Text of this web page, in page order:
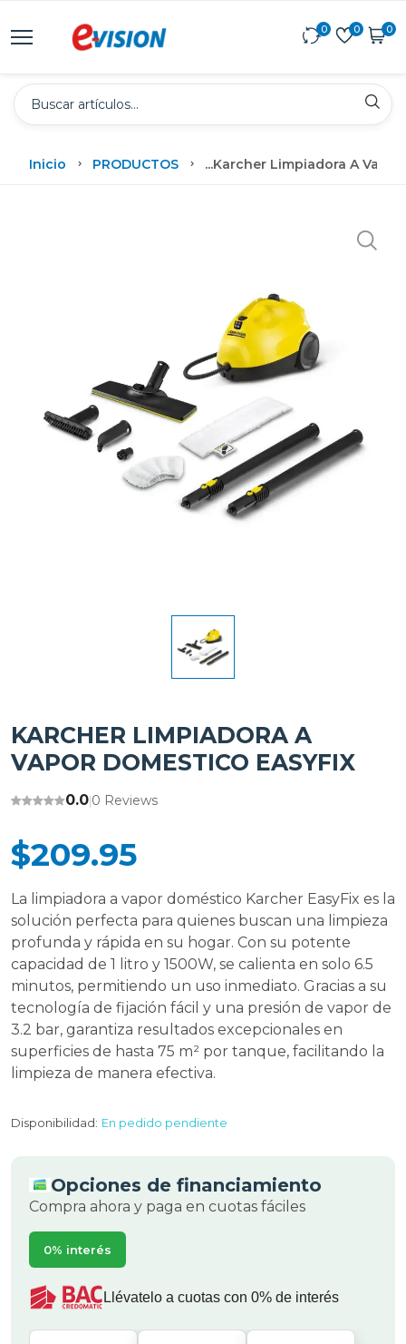
0 0 0
Inicio PRODUCTOS ...Karcher Limpiadora A
KARCHER LIMPIADORA A
VAPOR DOMESTICO EASYFIX
0.0|0 Reviews
$209.95
La limpiadora a vapor doméstico Karcher EasyFix es la
solución perfecta para quienes buscan una limpieza
profunda y rápida en su hogar. Con su potente
capacidad de 1 litro y 1500W, se calienta en solo 6.5
minutos, permitiendo un uso inmediato. Gracias a su
tecnología de fijación fácil y una presión de vapor de
3.2 bar, garantiza resultados excepcionales en
superficies de hasta 75 m² por tanque, facilitando la
limpieza de manera efectiva.
Disponibilidad: En pedido pendiente
Opciones de financiamiento
Compra ahora y paga en cuotas fáciles
0% interés
Llévatelo a cuotas con 0% de interés